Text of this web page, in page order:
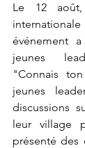
Le 12
événement
jeunes
"Connais
jeunes
discussions
leur village
présenté des